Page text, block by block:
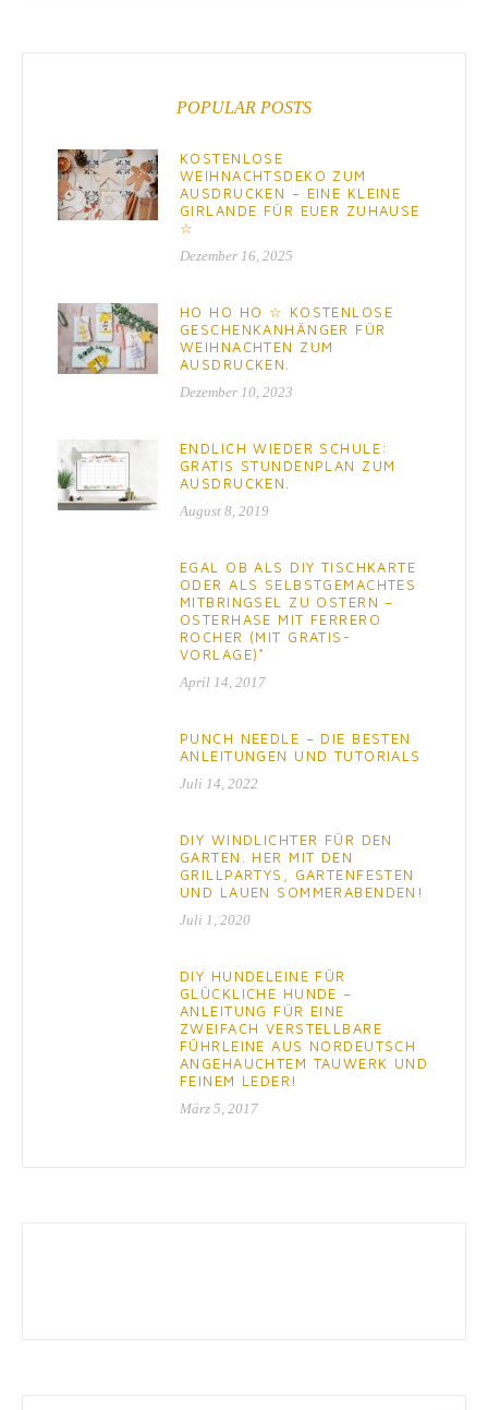
POPULAR POSTS
KOSTENLOSE
WEIHNACHTSDEKO ZUM
AUSDRUCKEN – EINE KLEINE
GIRLANDE FÜR EUER ZUHAUSE
☆
Dezember 16, 2025
HO HO HO ☆ KOSTENLOSE
GESCHENKANHÄNGER FÜR
WEIHNACHTEN ZUM
AUSDRUCKEN.
Dezember 10, 2023
ENDLICH WIEDER SCHULE:
GRATIS STUNDENPLAN ZUM
AUSDRUCKEN.
August 8, 2019
EGAL OB ALS DIY TISCHKARTE
ODER ALS SELBSTGEMACHTES
MITBRINGSEL ZU OSTERN –
OSTERHASE MIT FERRERO
ROCHER (MIT GRATIS-
VORLAGE)*
April 14, 2017
PUNCH NEEDLE – DIE BESTEN
ANLEITUNGEN UND TUTORIALS
Juli 14, 2022
DIY WINDLICHTER FÜR DEN
GARTEN. HER MIT DEN
GRILLPARTYS, GARTENFESTEN
UND LAUEN SOMMERABENDEN!
Juli 1, 2020
DIY HUNDELEINE FÜR
GLÜCKLICHE HUNDE –
ANLEITUNG FÜR EINE
ZWEIFACH VERSTELLBARE
FÜHRLEINE AUS NORDEUTSCH
ANGEHAUCHTEM TAUWERK UND
FEINEM LEDER!
März 5, 2017